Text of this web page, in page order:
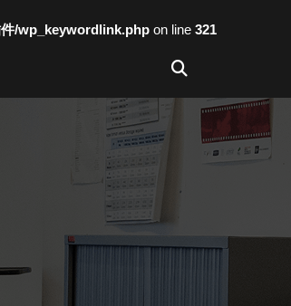
/wp_keywordlink.php on line 321